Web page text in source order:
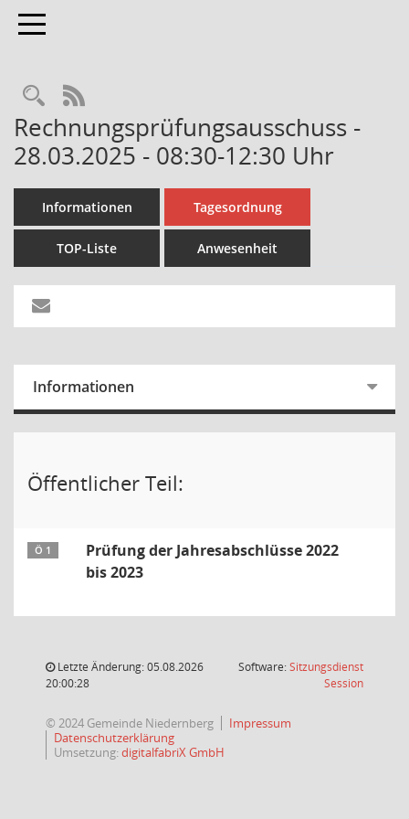
Toggle navigation
Rechercheauswahl
RSS-Feed
Rechnungsprüfungsausschuss -
28.03.2025 - 08:30-12:30 Uhr
Informationen Tagesordnung
TOP-Liste Anwesenheit
Informationen
Öffentlicher Teil:
Ö 1
Prüfung der Jahresabschlüsse 2022
bis 2023
Letzte Änderung: 05.08.2026
20:00:28
Software:Sitzungsdienst
Session(Wird in
© 2024 Gemeinde Niedernberg
Impressum
Datenschutzerklärung
Umsetzung:digitalfabriX GmbH